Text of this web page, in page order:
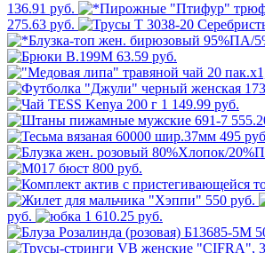
136.91 руб.
275.63 руб.
63.59 руб.
1 149.99 руб.
495
800 руб.
550 руб.
руб.
1 610.25 руб.